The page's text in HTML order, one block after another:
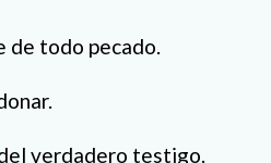
de todo pecado.
verdadero testigo.